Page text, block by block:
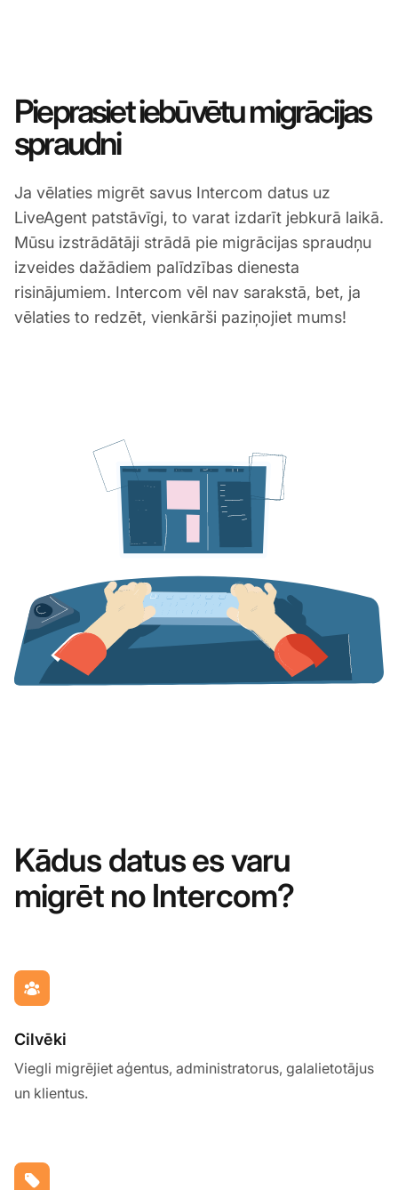
Pieprasiet iebūvētu migrācijas
spraudni
Ja vēlaties migrēt savus Intercom datus uz
LiveAgent patstāvīgi, to varat izdarīt jebkurā laikā.
Mūsu izstrādātāji strādā pie migrācijas spraudņu
izveides dažādiem palīdzības dienesta
risinājumiem. Intercom vēl nav sarakstā, bet, ja
vēlaties to redzēt, vienkārši paziņojiet mums!
Kādus datus es varu
migrēt no Intercom?
Cilvēki
Viegli migrējiet aģentus, administratorus, galalietotājus
un klientus.